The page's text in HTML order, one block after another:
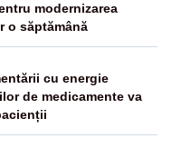
modernizarea
o săptămână
cu energie
de medicamente va